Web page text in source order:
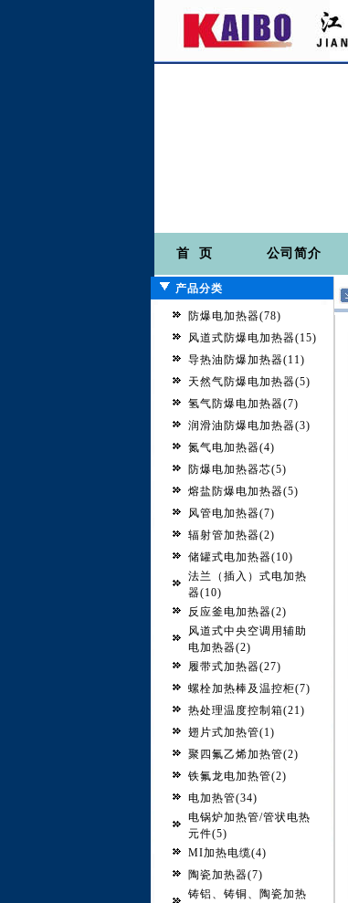
首 页 公司简介
产品分类
防爆电加热器(78)
风道式防爆电加热器(15)
导热油防爆加热器(11)
天然气防爆电加热器(5)
氢气防爆电加热器(7)
润滑油防爆电加热器(3)
氮气电加热器(4)
防爆电加热器芯(5)
熔盐防爆电加热器(5)
风管电加热器(7)
辐射管加热器(2)
储罐式电加热器(10)
法兰（插入）式电加热
器(10)
反应釜电加热器(2)
风道式中央空调用辅助
电加热器(2)
履带式加热器(27)
螺栓加热棒及温控柜(7)
热处理温度控制箱(21)
翅片式加热管(1)
聚四氟乙烯加热管(2)
铁氟龙电加热管(2)
电加热管(34)
电锅炉加热管/管状电热
元件(5)
MI加热电缆(4)
陶瓷加热器(7)
铸铝、铸铜、陶瓷加热